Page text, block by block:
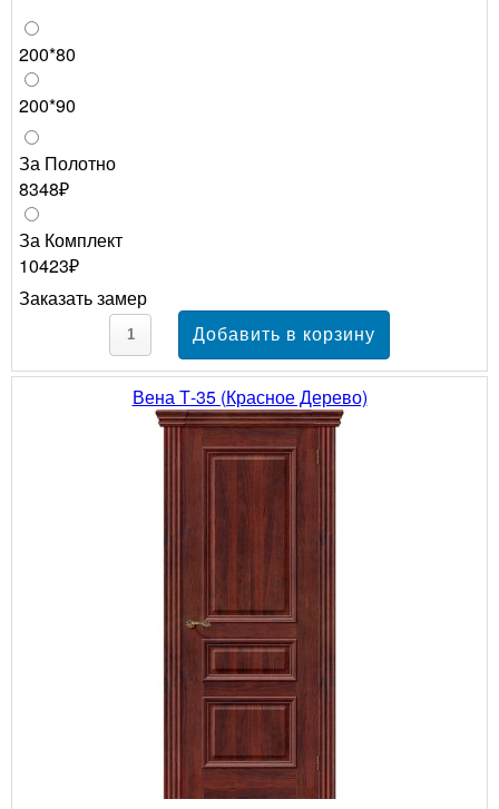
200*80
200*90
За Полотно
8348₽
За Комплект
10423₽
Заказать замер
Вена Т-35 (Красное Дерево)